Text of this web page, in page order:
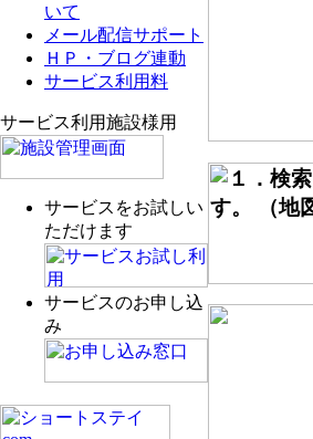
いて
メール配信サポート
ＨＰ・ブログ連動
サービス利用料
サービス利用施設様用
サービスをお試しい
ただけます
サービスのお申し込
み